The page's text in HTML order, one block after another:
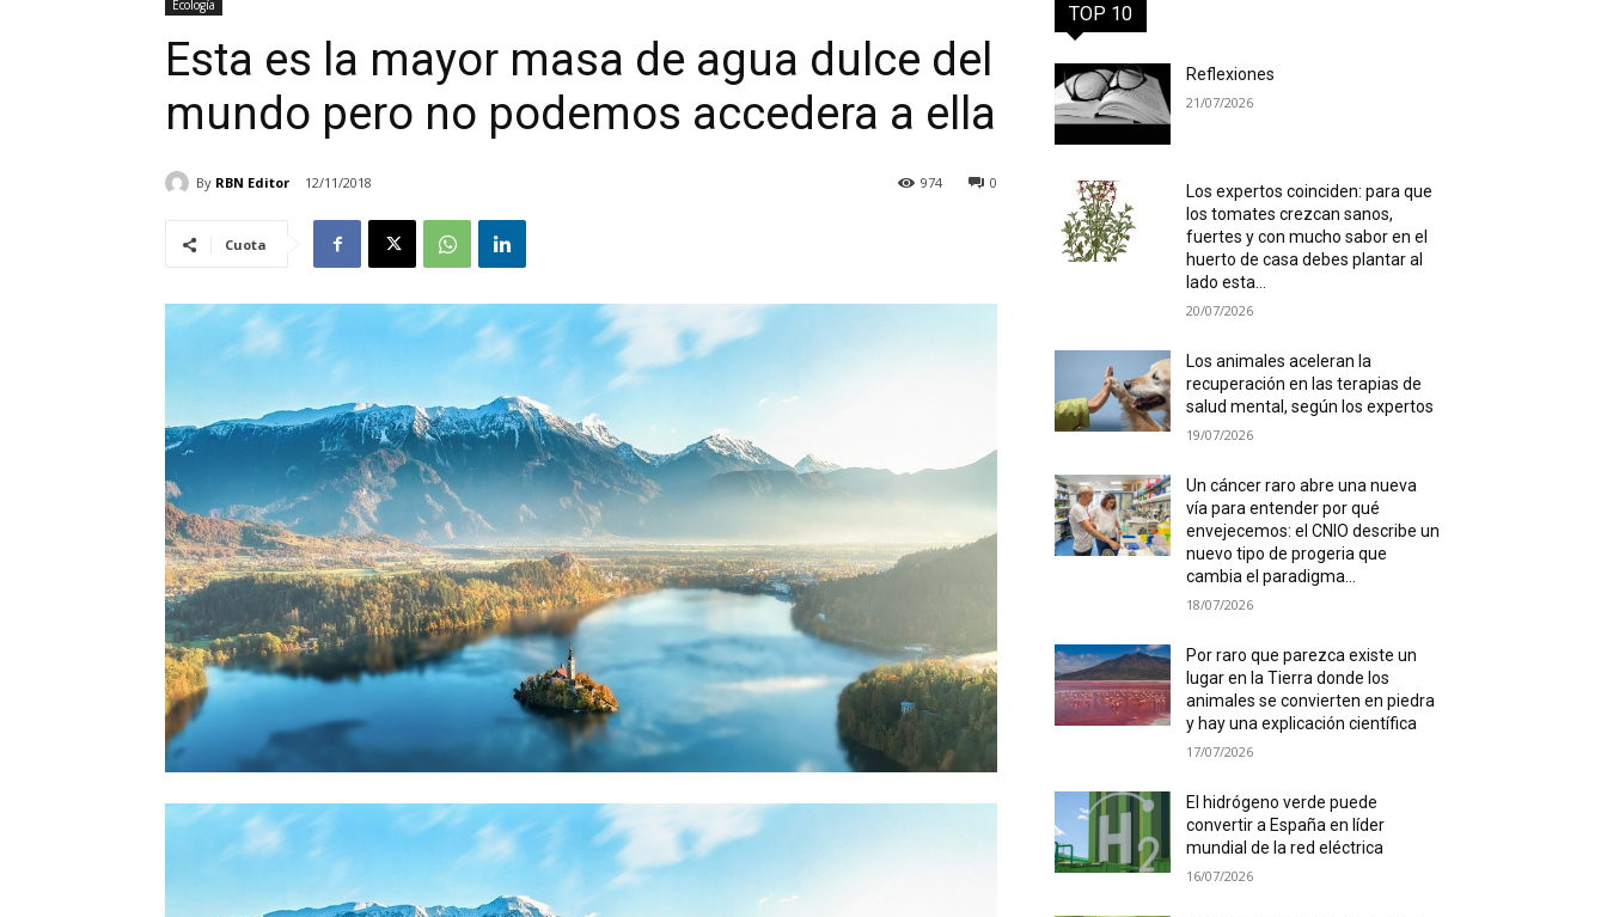
Ecología
Esta es la mayor masa de agua dulce del
mundo pero no podemos accedera a ella
By RBN Editor 12/11/2018 0
974
Cuota
TOP 10
Reflexiones
21/07/2026
Los expertos coinciden: para que
los tomates crezcan sanos,
fuertes y con mucho sabor en el
huerto de casa debes plantar al
lado esta...
20/07/2026
Los animales aceleran la
recuperación en las terapias de
salud mental, según los expertos
19/07/2026
Un cáncer raro abre una nueva
vía para entender por qué
envejecemos: el CNIO describe un
nuevo tipo de progeria que
cambia el paradigma...
18/07/2026
Por raro que parezca existe un
lugar en la Tierra donde los
animales se convierten en piedra
y hay una explicación científica
17/07/2026
El hidrógeno verde puede
convertir a España en líder
mundial de la red eléctrica
16/07/2026